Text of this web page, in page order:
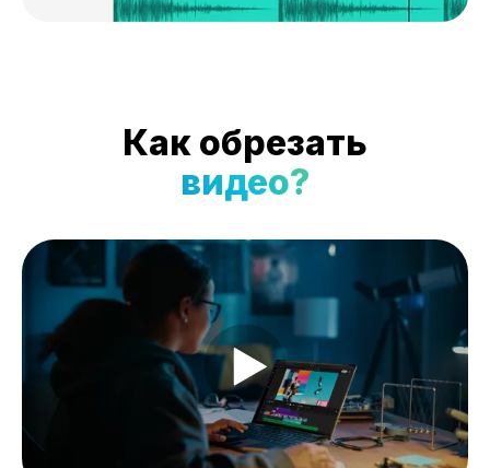
Как обрезать
видео?